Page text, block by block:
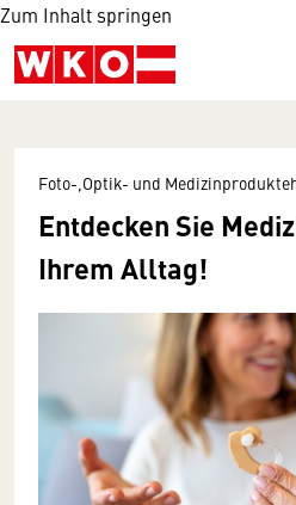
Zum Inhalt springen
Foto-,Optik- und
Entdecken Sie
Ihrem Alltag!